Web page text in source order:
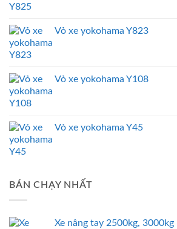
Vỏ xe yokohama Y823
Vỏ xe yokohama Y108
Vỏ xe yokohama Y45
BÁN CHẠY NHẤT
Xe nâng tay 2500kg,